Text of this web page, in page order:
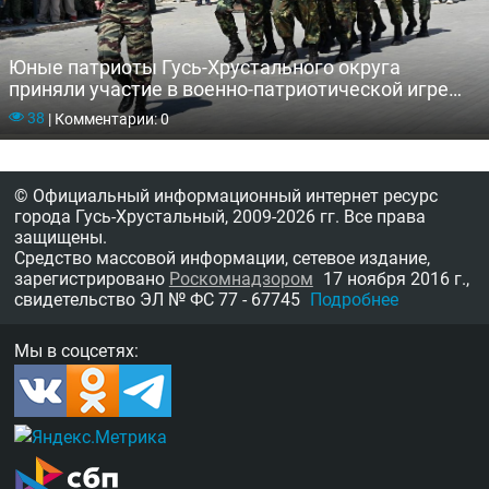
Юные патриоты Гусь-Хрустального округа
приняли участие в военно-патриотической игре
«Зарница 2.0»
38 |Комментарии: 0
© Официальный информационный интернет ресурс
города Гусь-Хрустальный, 2009-2026 гг. Все права
защищены.
Средство массовой информации, сетевое издание,
зарегистрировано Роскомнадзором 17 ноября 2016 г.,
свидетельство ЭЛ № ФС 77 - 67745 Подробнее
Мы в соцсетях: